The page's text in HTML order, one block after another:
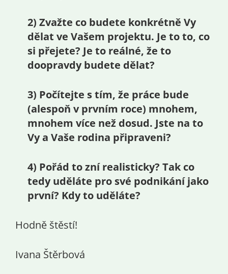
2) Zvažte co budete konkrétně Vy
dělat ve Vašem projektu. Je to to, co
si přejete? Je to reálné, že to
doopravdy budete dělat?
3) Počítejte s tím, že práce bude
(alespoň v prvním roce) mnohem,
mnohem více než dosud. Jste na to
Vy a Vaše rodina připraveni?
4) Pořád to zní realisticky? Tak co
tedy uděláte pro své podnikání jako
první? Kdy to uděláte?
Hodně štěstí!
Ivana Štěrbová